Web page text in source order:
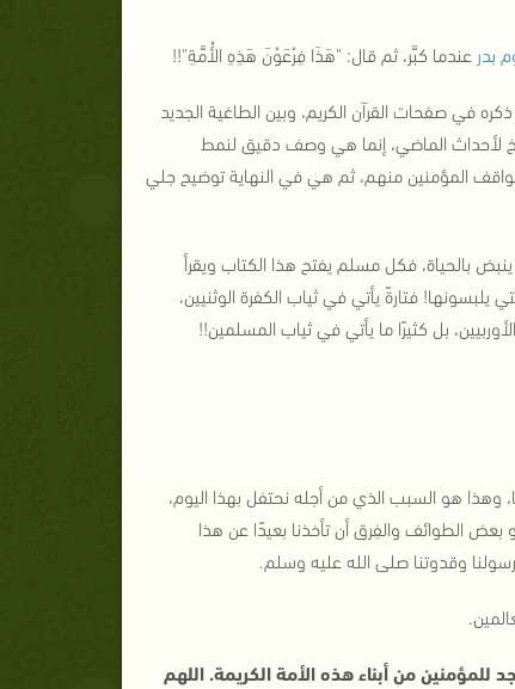
بدر عندما كبَّر، ثم قال: "هَذَا فِرْعَوْنَ هَذِهِ الأُمَّةِ"!!
في صفحات القرآن الكريم، وبين الطاغية الجديد
لأحداث الماضي، إنما هي وصف دقيق لنمط
المؤمنين منهم، ثم هي في النهاية توضيح جلي
ينبض بالحياة، فكل مسلم يفتح هذا الكتاب ويقرأ
فتارةً يأتي في ثياب الكفرة الوثنيين،
بل كثيرًا ما يأتي في ثياب المسلمين!!
هو السبب الذي من أجله نحتفل بهذا اليوم،
بعض الطوائف والفِرق أن تأخذنا بعيدًا عن هذا
رسولنا وقدوتنا صلى الله عليه وسلم.
للمؤمنين من أبناء هذه الأمة الكريمة. اللهم